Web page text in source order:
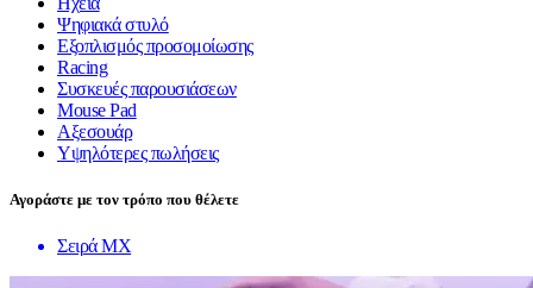
Ψηφιακά στυλό
Εξοπλισμός προσομοίωσης
Racing
Συσκευές παρουσιάσεων
Mouse Pad
Αξεσουάρ
Υψηλότερες πωλήσεις
Αγοράστε με τον τρόπο που θέλετε
Σειρά MX